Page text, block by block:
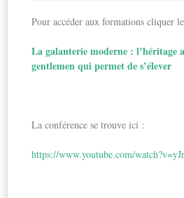
Pour accéder aux formations cliquer
La galanterie moderne : l’héritage
gentlemen qui permet de s’élever
La conférence se trouve ici :
https://www.youtube.com/